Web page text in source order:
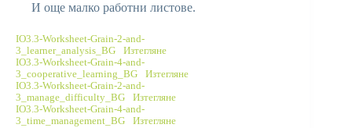
И още малко работни листове.
IO3.3-Worksheet-Grain-2-and-
3_learner_analysis_BG
Изтегляне
IO3.3-Worksheet-Grain-4-and-
3_cooperative_learning_BG
Изтегляне
IO3.3-Worksheet-Grain-2-and-
3_manage_difficulty_BG
Изтегляне
IO3.3-Worksheet-Grain-4-and-
3_time_management_BG
Изтегляне